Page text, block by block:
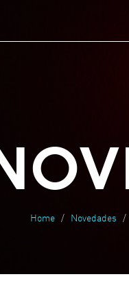
Home Novedades